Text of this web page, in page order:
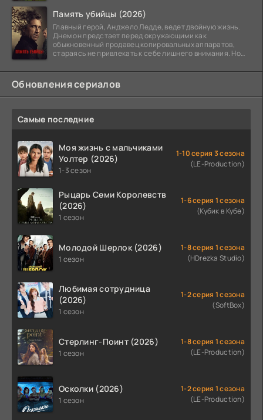
Память убийцы (2026)
Главный герой, Анджело Ледде, ведет двойную жизнь.
Днем он предстает перед окружающими как
обыкновенный продавец копировальных аппаратов,
стараясь не привлекать к себе лишнего внимания. Но
Обновления сериалов
Самые последние
Моя жизнь с мальчиками
Уолтер (2026)
1-3 сезон
1-10 серия 3 сезона
(LE-Production)
Рыцарь Семи Королевств
(2026)
1 сезон
1-6 серия 1 сезона
(Кубик в Кубе)
Молодой Шерлок (2026)
1 сезон
1-8 серия 1 сезона
(HDrezka Studio)
Любимая сотрудница
(2026)
1 сезон
1-2 серия 1 сезона
(SoftBox)
Стерлинг-Поинт (2026)
1 сезон
1-8 серия 1 сезона
(LE-Production)
Осколки (2026)
1 сезон
1-2 серия 1 сезона
(LE-Production)